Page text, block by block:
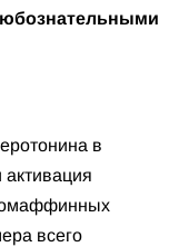
в
активация
всего